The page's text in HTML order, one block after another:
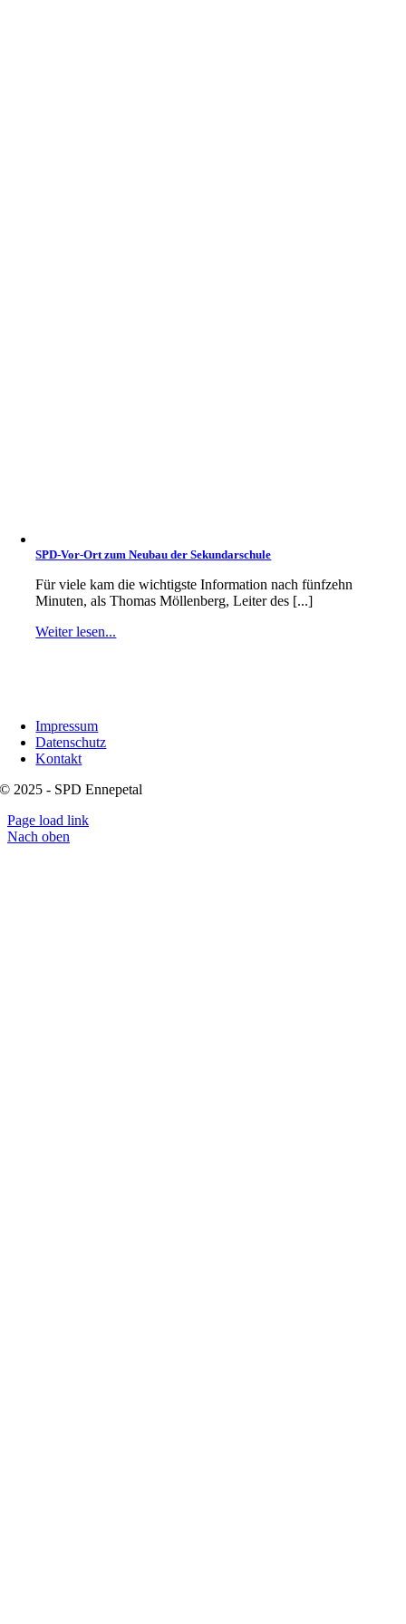
SPD-Vor-Ort zum Neubau der Sekundarschule
Für viele kam die wichtigste Information nach fünfzehn
Minuten, als Thomas Möllenberg, Leiter des [...]
Weiter lesen...
Impressum
Datenschutz
Kontakt
© 2025 - SPD Ennepetal
Page load link
Nach oben